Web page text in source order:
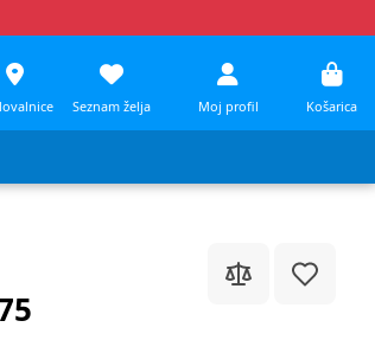
Seznam želja Moj profil Košarica